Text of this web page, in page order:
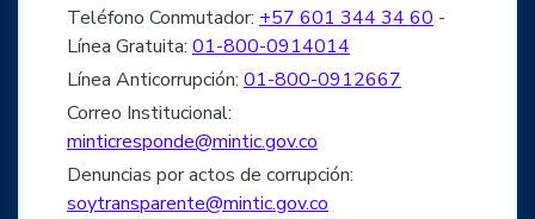
Teléfono Conmutador: +57 601 344 34 60 -
Línea Gratuita: 01-800-0914014
Línea Anticorrupción: 01-800-0912667
Correo Institucional:
minticresponde@mintic.gov.co
Denuncias por actos de corrupción:
soytransparente@mintic.gov.co